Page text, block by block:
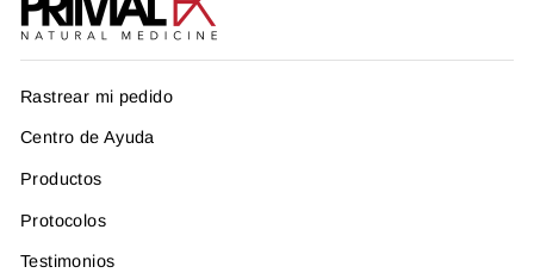
Rastrear mi pedido
Centro de Ayuda
Productos
Protocolos
Testimonios